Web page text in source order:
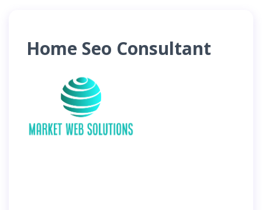
Home Seo Consultant